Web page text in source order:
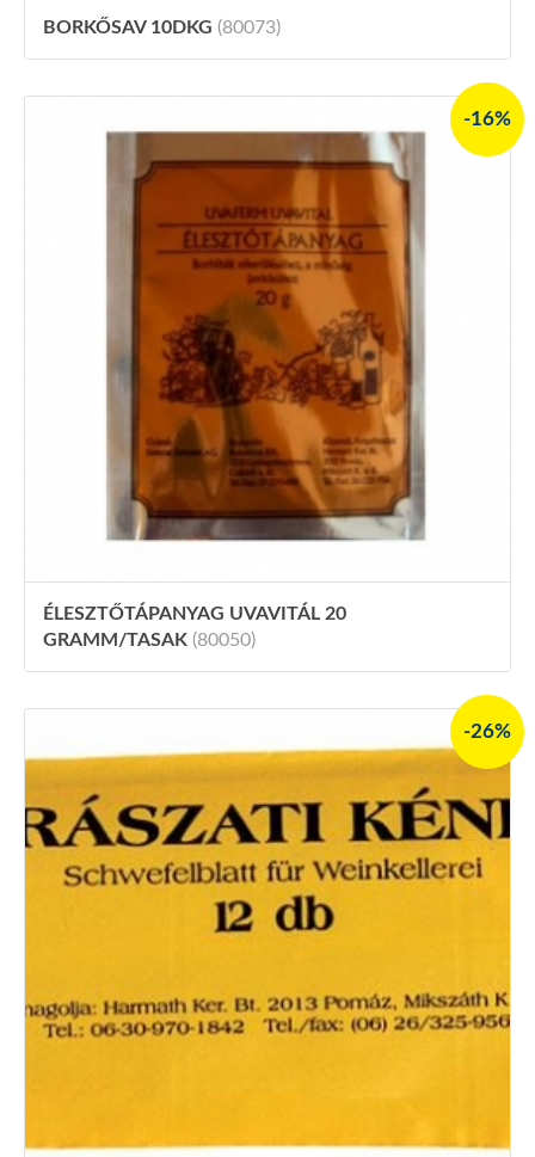
BORKŐSAV 10DKG (80073)
-16%
ÉLESZTŐTÁPANYAG UVAVITÁL 20
GRAMM/TASAK (80050)
-26%